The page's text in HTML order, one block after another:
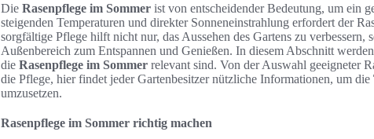
Die Rasenpflege im Sommer ist von entscheidender Bedeutung, um ein
steigenden Temperaturen und direkter Sonneneinstrahlung erfordert der
sorgfältige Pflege hilft nicht nur, das Aussehen des Gartens zu verbessern,
Außenbereich zum Entspannen und Genießen. In diesem Abschnitt
die Rasenpflege im Sommer relevant sind. Von der Auswahl geeigneter
die Pflege, hier findet jeder Gartenbesitzer nützliche Informationen, um die
umzusetzen.
Rasenpflege im Sommer richtig machen